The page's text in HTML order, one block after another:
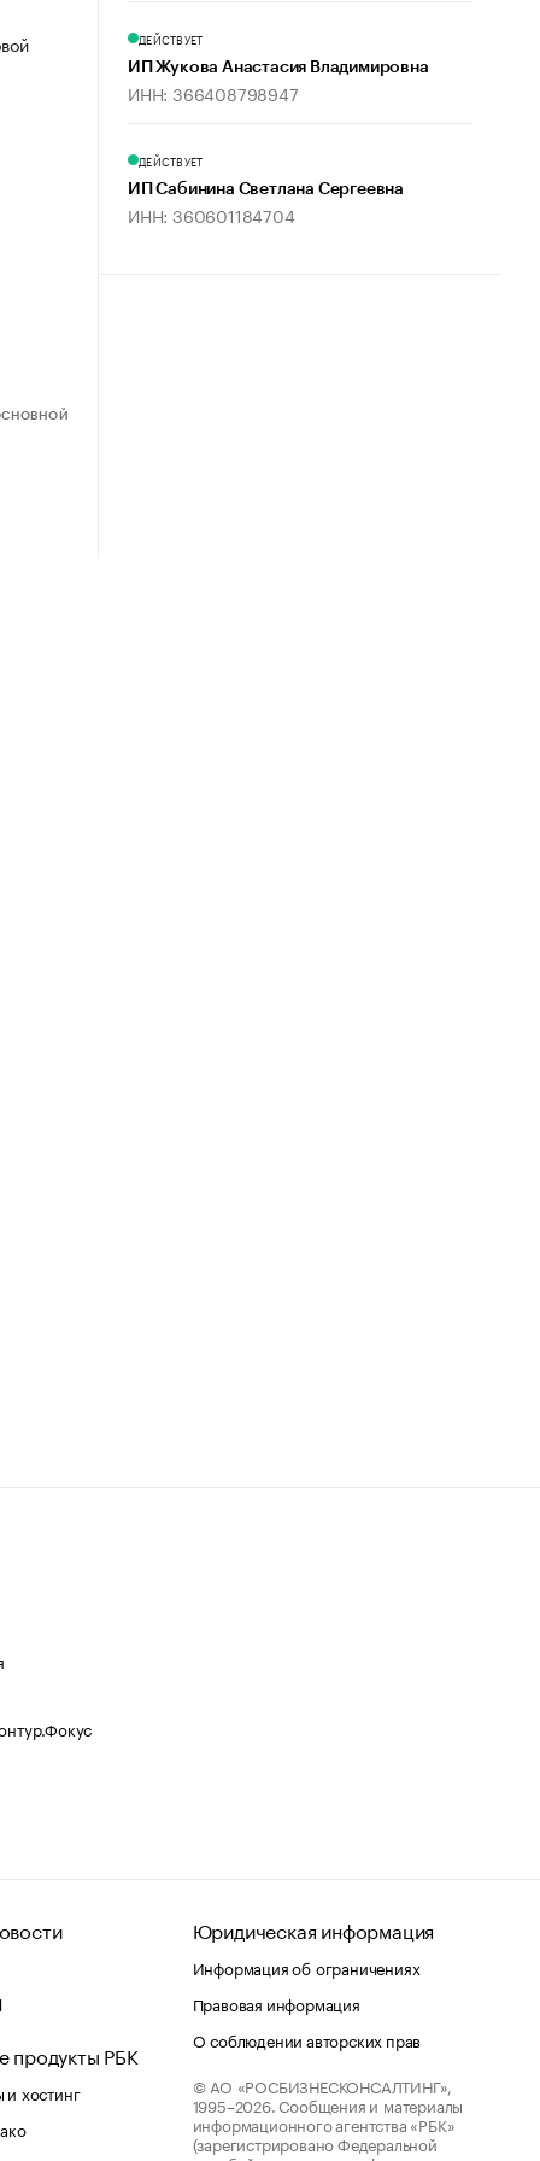
ДЕЙСТВУЕТ
ИП Жукова Анастасия Владимировна
ИНН: 366408798947
ДЕЙСТВУЕТ
ИП Сабинина Светлана Сергеевна
ИНН: 360601184704
продукты РБК
хостинг
Юридическая информация
Информация об ограничениях
Правовая информация
О соблюдении авторских прав
© АО «РОСБИЗНЕСКОНСАЛТИНГ»,
1995–2026. Сообщения и материалы
информационного агентства «РБК»
(зарегистрировано Федеральной